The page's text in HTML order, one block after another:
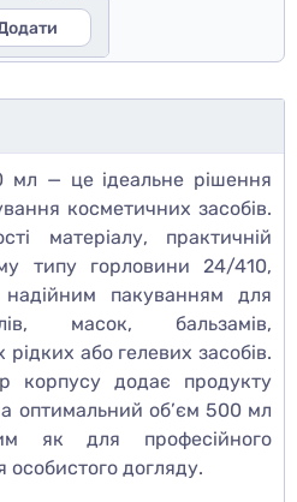
мл — це ідеальне рішення
косметичних засобів.
матеріалу, практичній
типу горловини 24/410,
пакуванням для
масок, бальзамів,
рідких або гелевих засобів.
корпусу додає продукту
оптимальний об’єм 500 мл
як для професійного
особистого догляду.